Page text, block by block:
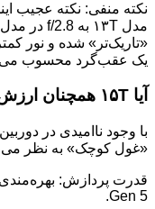
«تاریک‌تر» شده و نور
یک عقب‌گرد محسوب
آیا ۱۵T همچنان ارزش خرید دارد
با وجود ناامیدی در
«غول کوچک» به نظر
Gen 5.